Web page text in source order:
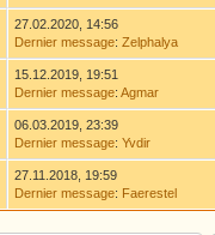
27.02.2020, 14:56
Dernier message:Zelphalya
15.12.2019, 19:51
Dernier message:Agmar
06.03.2019, 23:39
Dernier message:Yvdir
27.11.2018, 19:59
Dernier message: Faerestel